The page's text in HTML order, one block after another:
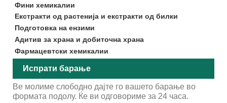
Фини хемикалии
Екстракти од растенија и екстракти од билки
Подготовка на ензими
Адитив за храна и добиточна храна
Фармацевтски хемикалии
Испрати барање
Ве молиме слободно дајте го вашето барање во
формата подолу. Ќе ви одговориме за 24 часа.